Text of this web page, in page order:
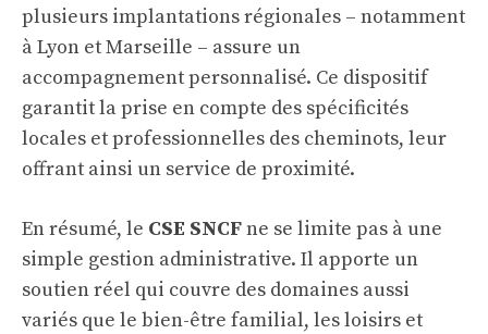
plusieurs implantations régionales – notamment
à Lyon et Marseille – assure un
accompagnement personnalisé. Ce dispositif
garantit la prise en compte des spécificités
locales et professionnelles des cheminots, leur
offrant ainsi un service de proximité.
En résumé, le CSE SNCFne se limite pas à une
simple gestion administrative. Il apporte un
soutien réel qui couvre des domaines aussi
variés que le bien-être familial, les loisirs et